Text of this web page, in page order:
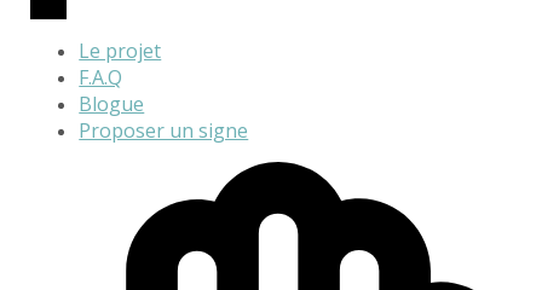
Le projet
F.A.Q
Blogue
Proposer un signe